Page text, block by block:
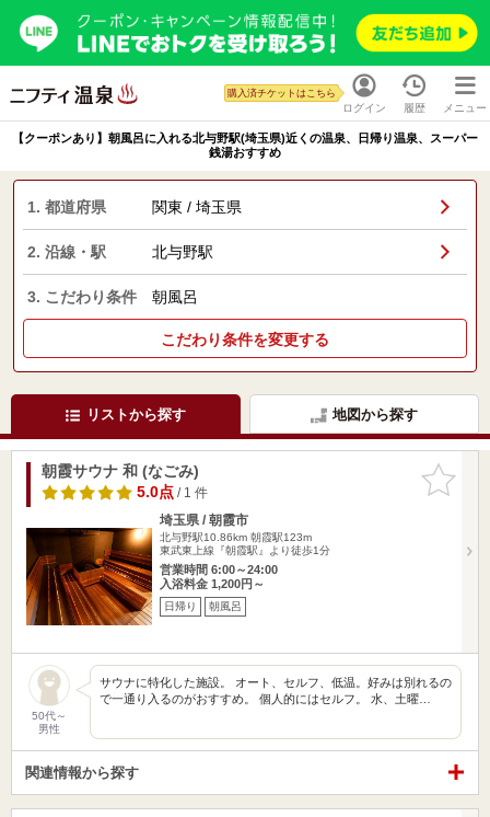
ログイン
購入済チケットはこちら
履歴 メニュー
【クーポンあり】朝風呂に入れる北与野駅(埼玉県)近くの温泉、日帰り温泉、スーパー
銭湯おすすめ
1. 都道府県 関東 / 埼玉県
2. 沿線・駅 北与野駅
3. こだわり条件 朝風呂
こだわり条件を変更する
リストから探す 地図から探す
お気に入
りに追加
朝霞サウナ 和 (なごみ)
5.0点/ 1 件
埼玉県 / 朝霞市
北与野駅10.86km 朝霞駅123m
東武東上線『朝霞駅』より徒歩1分
営業時間 6:00～24:00
入浴料金 1,200円～
日帰り 朝風呂
50代～
男性
サウナに特化した施設。 オート、セルフ、低温。好みは別れるの
で一通り入るのがおすすめ。 個人的にはセルフ。 水、土曜…
関連情報から探す